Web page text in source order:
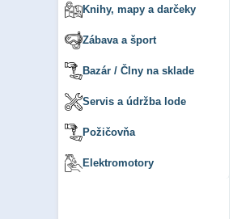
Knihy, mapy a darčeky
Zábava a šport
Bazár / Člny na sklade
Servis a údržba lode
Požičovňa
Elektromotory